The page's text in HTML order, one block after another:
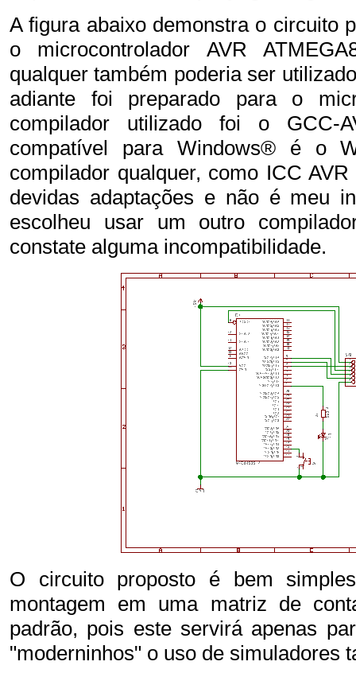
A figura abaixo demonstra o circuito
o microcontrolador AVR
qualquer também poderia ser
adiante foi preparado para o
compilador utilizado foi o GCC-
compatível para Windows® é o
compilador qualquer, como ICC
devidas adaptações e não é meu
escolheu usar um outro
constate alguma incompatibilidade.
O circuito proposto é bem
montagem em uma matriz de
padrão, pois este servirá apenas
"moderninhos" o uso de simuladores